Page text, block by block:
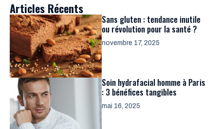
Articles Récents
Sans gluten : tendance inutile
ou révolution pour la santé ?
novembre 17, 2025
Soin hydrafacial homme à Paris
: 3 bénéfices tangibles
mai 16, 2025